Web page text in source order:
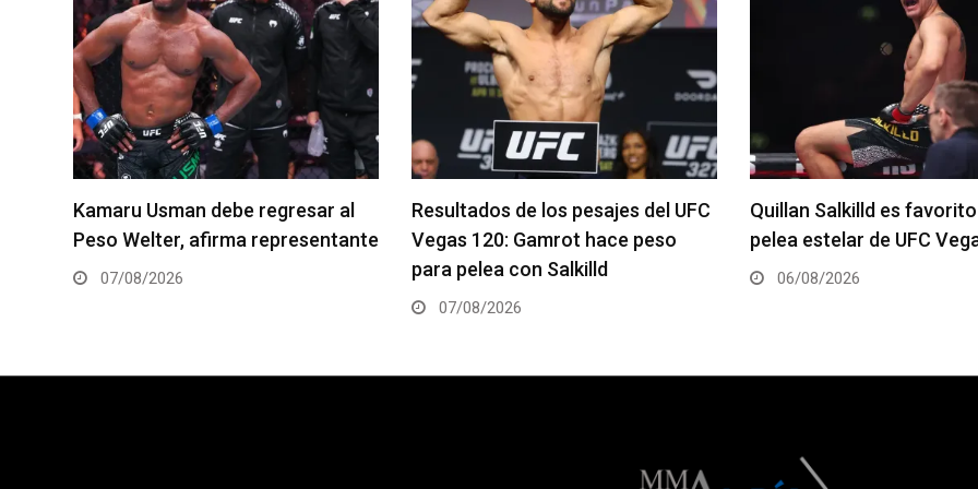
Usman debe regresar al
Welter, afirma representante
07/08/2026
Resultados de los pesajes del UFC
Vegas 120: Gamrot hace peso
para pelea con Salkilld
07/08/2026
Quillan Salkilld es favorito para la
pelea estelar de UFC Vegas 120
06/08/2026